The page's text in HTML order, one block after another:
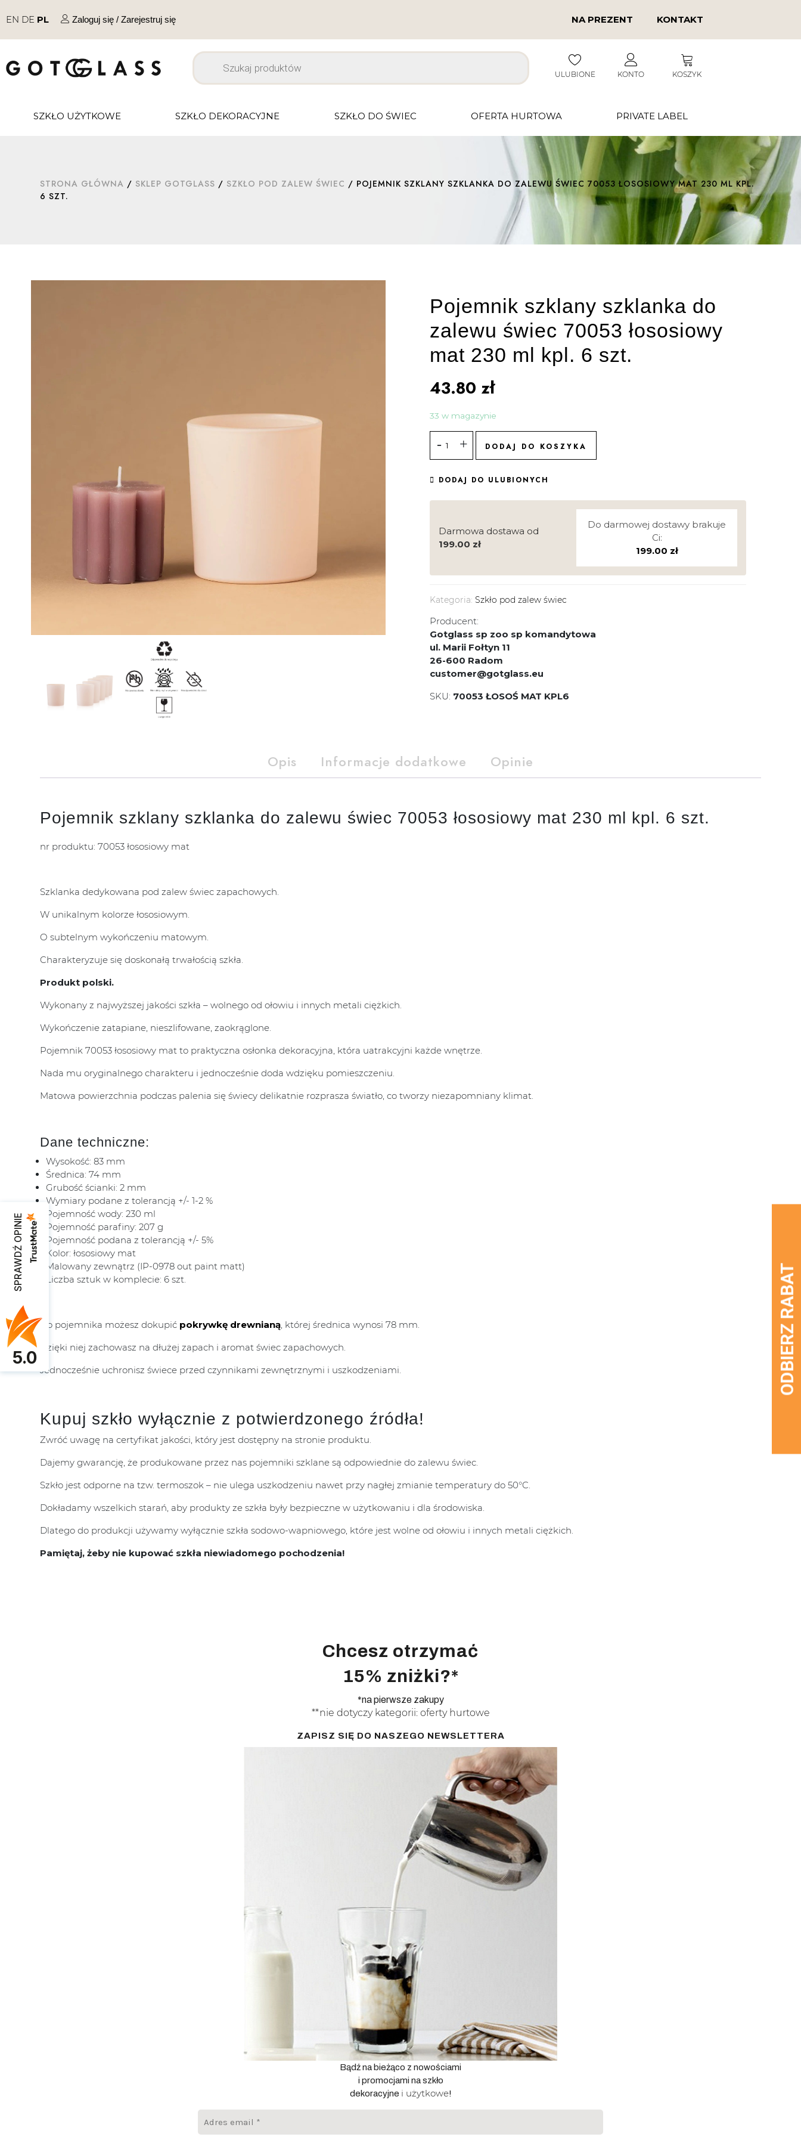
EN DE PL Zaloguj się / Zarejestruj się NA PREZENT KONTAKT
ULUBIONE KONTO KOSZYK
SZKŁO UŻYTKOWE SZKŁO DEKORACYJNE SZKŁO DO ŚWIEC OFERTA HURTOWA PRIVATE LABEL
STRONA GŁÓWNA / SKLEP GOTGLASS / SZKŁO POD ZALEW ŚWIEC / POJEMNIK SZKLANY SZKLANKA DO ZALEWU ŚWIEC 70053 ŁOSOSIOWY MAT 230 ML KPL.
6 SZT.
Pojemnik szklany szklanka do
zalewu świec 70053 łososiowy
mat 230 ml kpl. 6 szt.
43.80 zł
33 w magazynie
DODAJ DO KOSZYKA
DODAJ DO ULUBIONYCH
Darmowa dostawa od
199.00 zł
Do darmowej dostawy brakuje
Ci:
199.00 zł
Kategoria:Szkło pod zalew świec
Producent:
Gotglass sp zoo sp komandytowa
ul. Marii Fołtyn 11
26-600 Radom
customer@gotglass.eu
SKU: 70053 ŁOSOŚ MAT KPL6
Opis Informacje dodatkowe Opinie
Pojemnik szklany szklanka do zalewu świec 70053 łososiowy mat 230 ml kpl. 6 szt.
nr produktu: 70053 łososiowy mat
Szklanka dedykowana pod zalew świec zapachowych.
W unikalnym kolorze łososiowym.
O subtelnym wykończeniu matowym.
Charakteryzuje się doskonałą trwałością szkła.
Produkt polski.
Wykonany z najwyższej jakości szkła – wolnego od ołowiu i innych metali ciężkich.
Wykończenie zatapiane, nieszlifowane, zaokrąglone.
Pojemnik 70053 łososiowy mat to praktyczna osłonka dekoracyjna, która uatrakcyjni każde wnętrze.
Nada mu oryginalnego charakteru i jednocześnie doda wdzięku pomieszczeniu.
Matowa powierzchnia podczas palenia się świecy delikatnie rozprasza światło, co tworzy niezapomniany klimat.
Dane techniczne:
Wysokość: 83 mm
Średnica: 74 mm
Grubość ścianki: 2 mm
Wymiary podane z tolerancją +/- 1-2 %
Pojemność wody: 230 ml
Pojemność parafiny: 207 g
Pojemność podana z tolerancją +/- 5%
Kolor: łososiowy mat
Malowany zewnątrz (IP-0978 out paint matt)
Liczba sztuk w komplecie: 6 szt.
Do pojemnika możesz dokupić pokrywkę drewnianą, której średnica wynosi 78 mm.
Dzięki niej zachowasz na dłużej zapach i aromat świec zapachowych.
Jednocześnie uchronisz świece przed czynnikami zewnętrznymi i uszkodzeniami.
Kupuj szkło wyłącznie z potwierdzonego źródła!
Zwróć uwagę na certyfikat jakości, który jest dostępny na stronie produktu.
Dajemy gwarancję, że produkowane przez nas pojemniki szklane są odpowiednie do zalewu świec.
Szkło jest odporne na tzw. termoszok – nie ulega uszkodzeniu nawet przy nagłej zmianie temperatury do 50°C.
Dokładamy wszelkich starań, aby produkty ze szkła były bezpieczne w użytkowaniu i dla środowiska.
Dlatego do produkcji używamy wyłącznie szkła sodowo-wapniowego, które jest wolne od ołowiu i innych metali ciężkich.
Pamiętaj, żeby nie kupować szkła niewiadomego pochodzenia!
Chcesz otrzymać
15% zniżki?*
*na pierwsze zakupy
**nie dotyczy kategorii: oferty hurtowe
ZAPISZ SIĘ DO NASZEGO NEWSLETTERA
Bądź na bieżąco z nowościami
i promocjami na szkło
dekoracyjne i użytkowe!
SPRAWDŹ OPINIE
5.0